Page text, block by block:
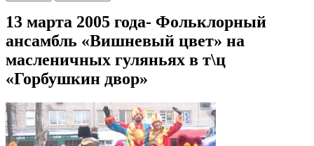
13 марта 2005 года- Фольклорный
ансамбль «Вишневый цвет» на
масленичных гуляньях в т\ц
«Горбушкин двор»